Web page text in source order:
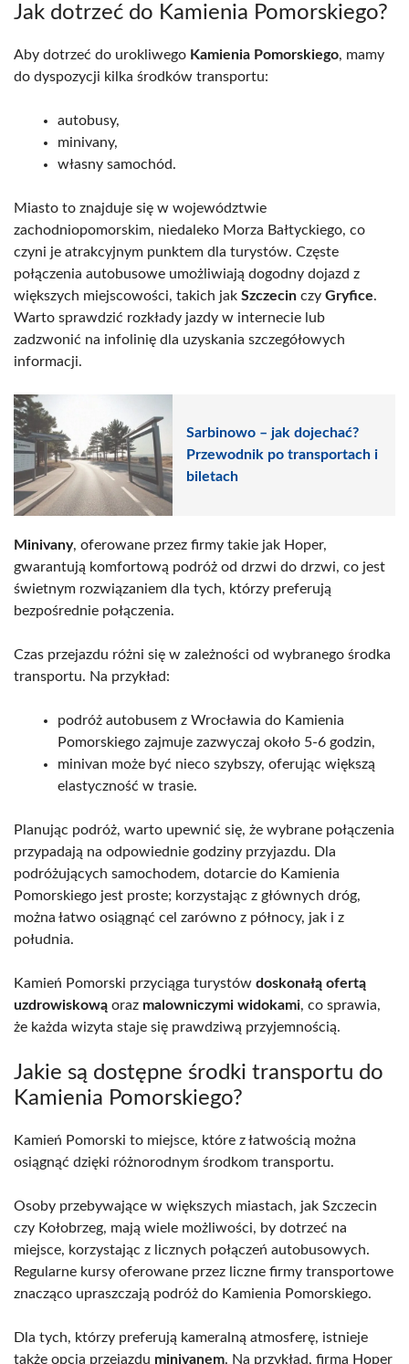
Jak dotrzeć do Kamienia Pomorskiego?
Aby dotrzeć do urokliwego Kamienia Pomorskiego, mamy
do dyspozycji kilka środków transportu:
autobusy,
minivany,
własny samochód.
Miasto to znajduje się w województwie
zachodniopomorskim, niedaleko Morza Bałtyckiego, co
czyni je atrakcyjnym punktem dla turystów. Częste
połączenia autobusowe umożliwiają dogodny dojazd z
większych miejscowości, takich jak Szczecin czy Gryfice.
Warto sprawdzić rozkłady jazdy w internecie lub
zadzwonić na infolinię dla uzyskania szczegółowych
informacji.
Sarbinowo – jak dojechać?
Przewodnik po transportach i
biletach
Minivany, oferowane przez firmy takie jak Hoper,
gwarantują komfortową podróż od drzwi do drzwi, co jest
świetnym rozwiązaniem dla tych, którzy preferują
bezpośrednie połączenia.
Czas przejazdu różni się w zależności od wybranego środka
transportu. Na przykład:
podróż autobusem z Wrocławia do Kamienia
Pomorskiego zajmuje zazwyczaj około 5-6 godzin,
minivan może być nieco szybszy, oferując większą
elastyczność w trasie.
Planując podróż, warto upewnić się, że wybrane połączenia
przypadają na odpowiednie godziny przyjazdu. Dla
podróżujących samochodem, dotarcie do Kamienia
Pomorskiego jest proste; korzystając z głównych dróg,
można łatwo osiągnąć cel zarówno z północy, jak i z
południa.
Kamień Pomorski przyciąga turystów doskonałą ofertą
uzdrowiskową oraz malowniczymi widokami, co sprawia,
że każda wizyta staje się prawdziwą przyjemnością.
Jakie są dostępne środki transportu do
Kamienia Pomorskiego?
Kamień Pomorski to miejsce, które z łatwością można
osiągnąć dzięki różnorodnym środkom transportu.
Osoby przebywające w większych miastach, jak Szczecin
czy Kołobrzeg, mają wiele możliwości, by dotrzeć na
miejsce, korzystając z licznych połączeń autobusowych.
Regularne kursy oferowane przez liczne firmy transportowe
znacząco upraszczają podróż do Kamienia Pomorskiego.
Dla tych, którzy preferują kameralną atmosferę, istnieje
także opcja przejazdu minivanem. Na przykład, firma Hoper